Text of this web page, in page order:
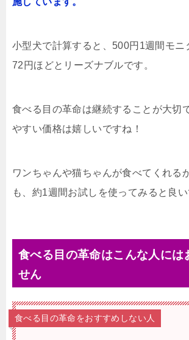
小型犬で計算すると、500円1週間モニ
72円ほどとリーズナブルです。
食べる目の革命は継続することが大切
やすい価格は嬉しいですね！
ワンちゃんや猫ちゃんが食べてくれる
も、約1週間お試しを使ってみると良い
食べる目の革命はこんな人には
せん
食べる目の革命をおすすめしない人